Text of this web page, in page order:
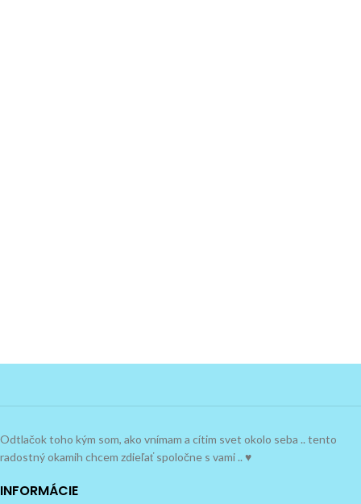
Odtlačok toho kým som, ako vnímam a cítim svet okolo seba .. tento
radostný okamih chcem zdieľať spoločne s vami .. ♥
INFORMÁCIE